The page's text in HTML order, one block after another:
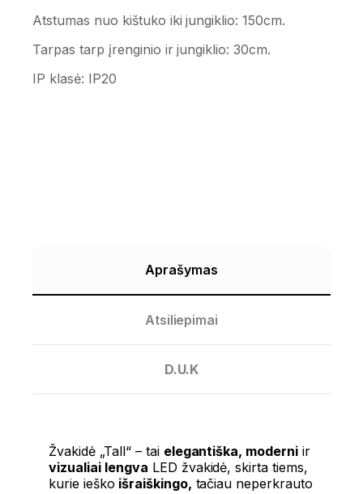
Atstumas nuo kištuko iki jungiklio: 150cm.
Tarpas tarp įrenginio ir jungiklio: 30cm.
IP klasė: IP20
Aprašymas
Atsiliepimai
D.U.K
Žvakidė „Tall“ – tai elegantiška, moderni ir
vizualiai lengva LED žvakidė, skirta tiems,
kurie ieško išraiškingo, tačiau neperkrauto